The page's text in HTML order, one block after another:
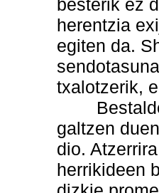
besterik ez
herentzia
egiten da.
txalotzerik,
Bestalde,
galtzen
dio.
herrikideen